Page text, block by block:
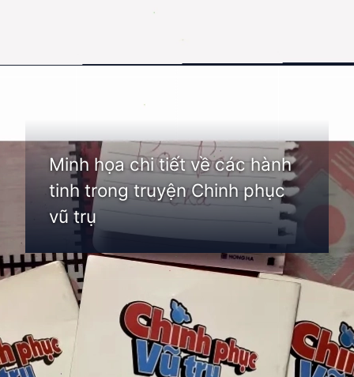
Minh họa chi tiết về các hành
tinh trong truyện Chinh phục
vũ trụ